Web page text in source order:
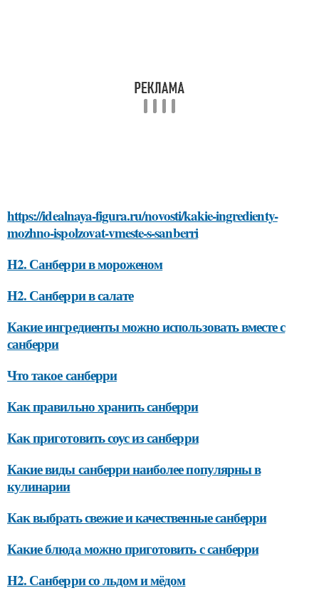
https://idealnaya-figura.ru/novosti/kakie-ingredienty-
mozhno-ispolzovat-vmeste-s-sanberri
H2. Санберри в мороженом
H2. Санберри в салате
Какие ингредиенты можно использовать вместе с
санберри
Что такое санберри
Как правильно хранить санберри
Как приготовить соус из санберри
Какие виды санберри наиболее популярны в
кулинарии
Как выбрать свежие и качественные санберри
Какие блюда можно приготовить с санберри
H2. Санберри со льдом и мёдом